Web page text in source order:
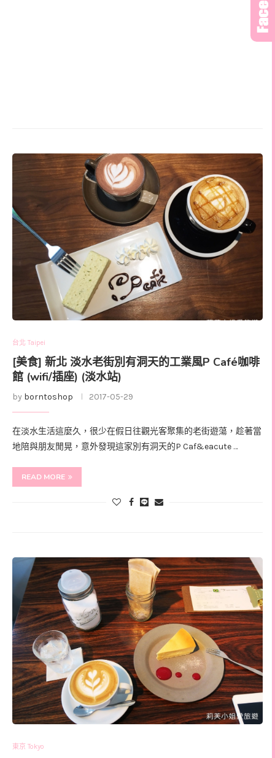
台北 Taipei
[美食] 新北 淡水老街別有洞天的工業風P Café咖啡
館 (wifi/插座) (淡水站)
by borntoshop 2017-05-29
在淡水生活這麼久，很少在假日往觀光客聚集的老街遊蕩，趁著當
地陪與朋友閒晃，意外發現這家別有洞天的P Caf&eacute …
READ MORE
東京 Tokyo